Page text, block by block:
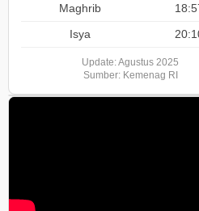
Maghrib
Isya
Update: Agustus 2025
Sumber: Kemenag RI